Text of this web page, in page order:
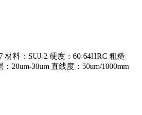
材料：SUJ-2 硬度：60-64HRC 粗糙
：20um-30um 直线度：50um/1000mm